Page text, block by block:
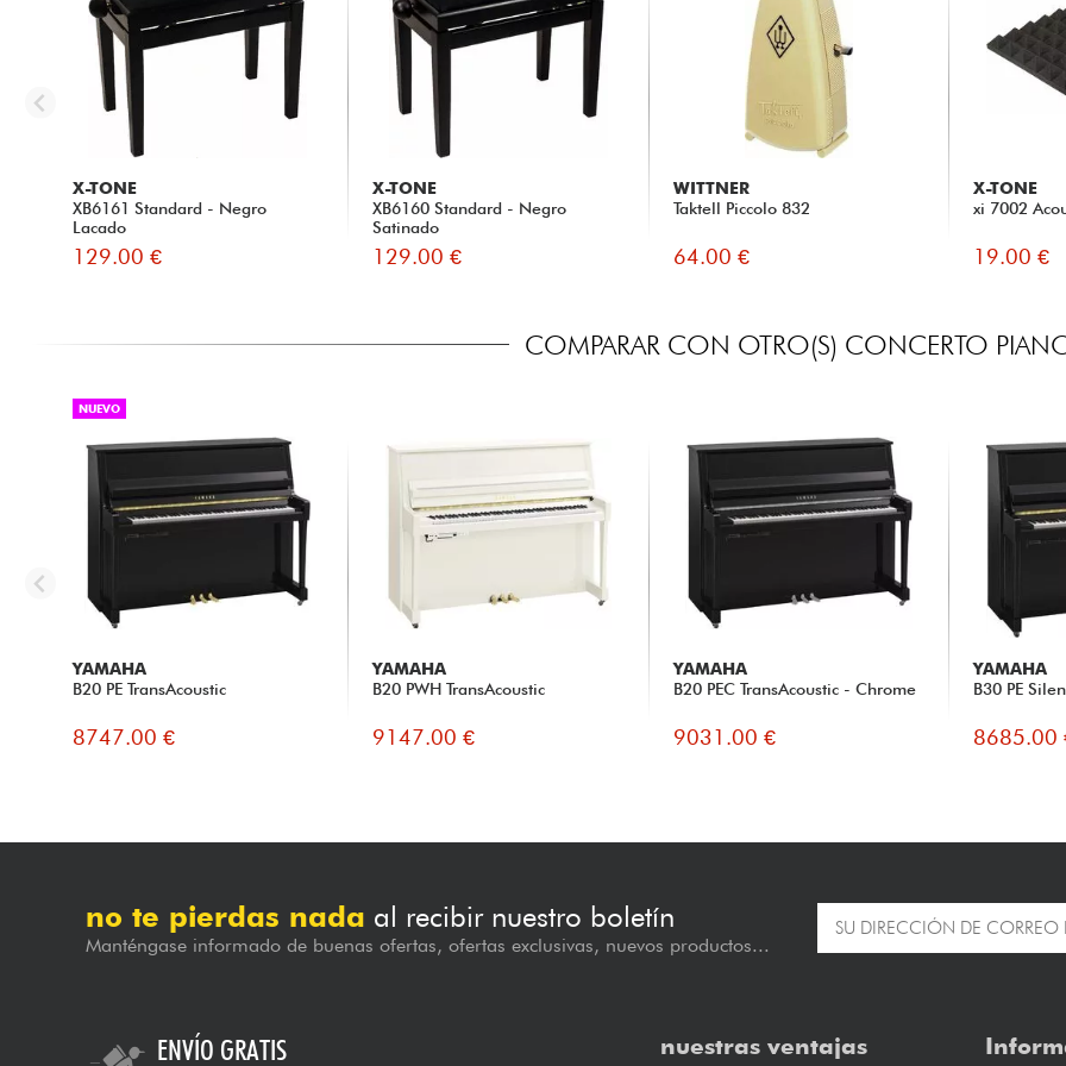
X-TONE
XB6161 Standard - Negro
Lacado
129.00 €
X-TONE
XB6160 Standard - Negro
Satinado
129.00 €
WITTNER
Taktell Piccolo 832
64.00 €
X-TONE
xi 7002
19.00 €
COMPARAR CON OTRO(S) CONCERTO
NUEVO
YAMAHA
B20 PE TransAcoustic
8747.00 €
YAMAHA
B20 PWH TransAcoustic
9147.00 €
YAMAHA
B20 PEC TransAcoustic - Chrome
9031.00 €
YAMAHA
B30 PE
8685.00
no te pierdas nada al recibir nuestro boletín
Manténgase informado de buenas ofertas, ofertas exclusivas, nuevos productos...
ENVÍO GRATIS nuestras ventajas